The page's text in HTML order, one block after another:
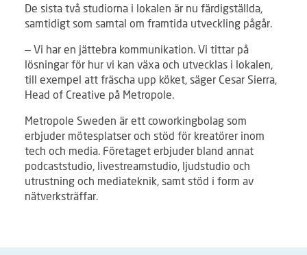
De sista två studiorna i lokalen är nu färdigställda,
samtidigt som samtal om framtida utveckling pågår.
– Vi har en jättebra kommunikation. Vi tittar på
lösningar för hur vi kan växa och utvecklas i lokalen,
till exempel att fräscha upp köket, säger Cesar Sierra,
Head of Creative på Metropole.
Metropole Sweden är ett coworkingbolag som
erbjuder mötesplatser och stöd för kreatörer inom
tech och media. Företaget erbjuder bland annat
podcaststudio, livestreamstudio, ljudstudio och
utrustning och mediateknik, samt stöd i form av
nätverksträffar.